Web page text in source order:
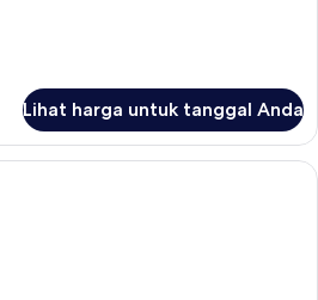
Lihat harga untuk tanggal Anda
Suite | 1 kamar tidur, seprai premium,